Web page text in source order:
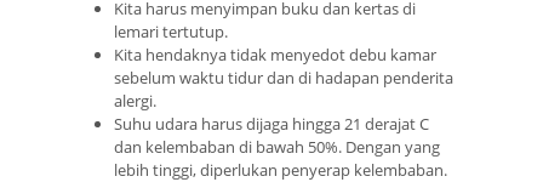
Kita harus menyimpan buku dan kertas di
lemari tertutup.
Kita hendaknya tidak menyedot debu kamar
sebelum waktu tidur dan di hadapan penderita
alergi.
Suhu udara harus dijaga hingga 21 derajat C
dan kelembaban di bawah 50%. Dengan yang
lebih tinggi, diperlukan penyerap kelembaban.